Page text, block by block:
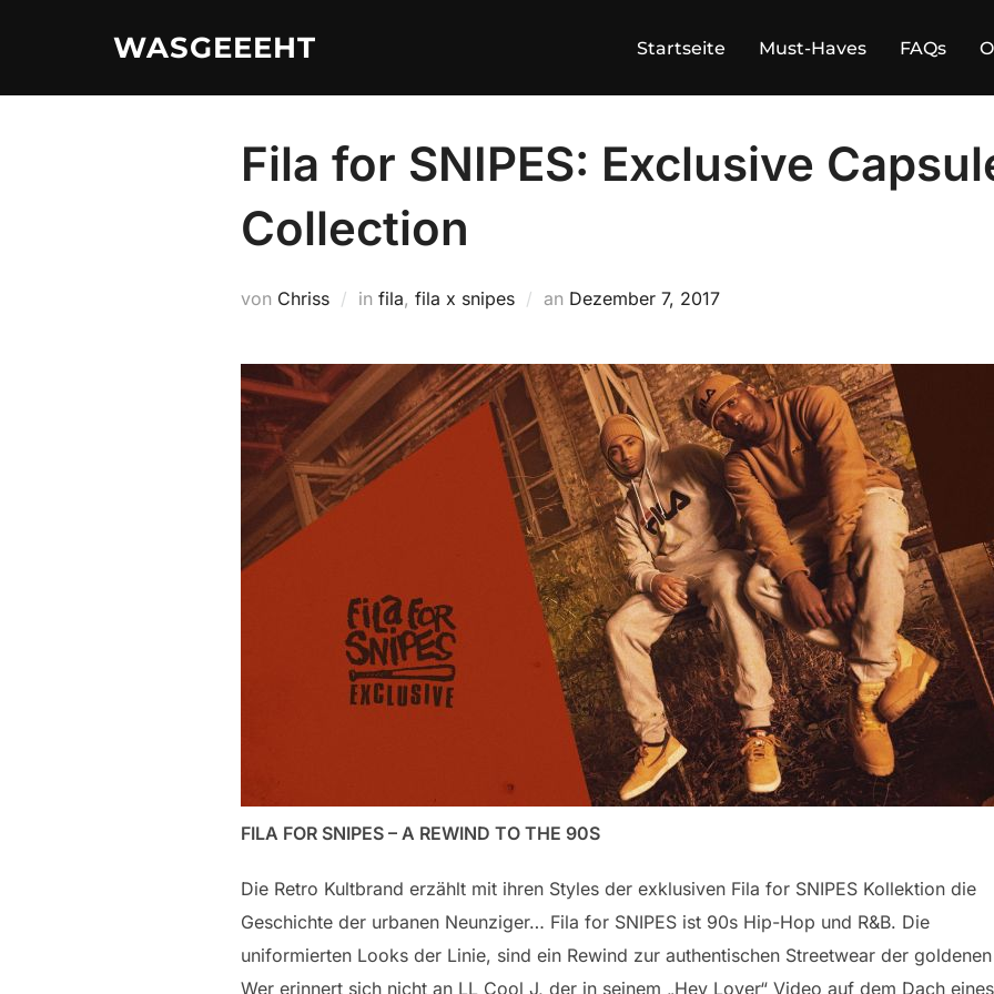
WASGEEEHT Startseite Must-Haves FAQs
Fila for SNIPES: Exclusive
Collection
von Chriss in fila, fila x snipes an Veröffentlicht
Dezember 7, 2017
FILA FOR SNIPES – A REWIND TO THE 90S
Die Retro Kultbrand erzählt mit ihren Styles der exklusiven Fila for SNIPES Kollektion die
Geschichte der urbanen Neunziger… Fila for SNIPES ist 90s Hip-Hop und R&B. Die
uniformierten Looks der Linie, sind ein Rewind zur authentischen Streetwear der
Wer erinnert sich nicht an LL Cool J, der in seinem „Hey Lover“ Video auf dem Dach eines